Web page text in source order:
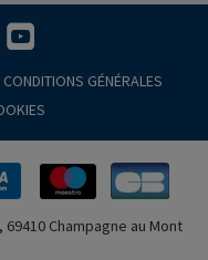
CONDITIONS GÉNÉRALES
69410 Champagne au Mont